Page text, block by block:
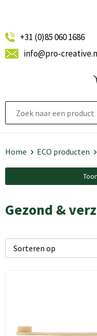
+31 (0)85 060 1686
info@pro-
Home ECO producten
Gezond &